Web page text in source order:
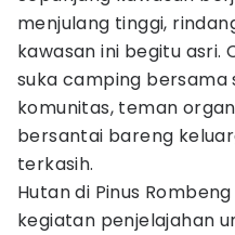
menjulang tinggi,
kawasan ini begitu asri.
suka camping
komunitas, teman
bersantai bareng
terkasih.
Hutan di Pinus
kegiatan penjelajahan